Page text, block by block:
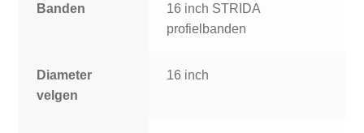
Banden
16 inch STRIDA
profielbanden
Diameter
velgen
16 inch